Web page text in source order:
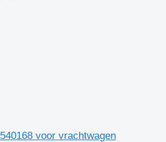
voor vrachtwagen